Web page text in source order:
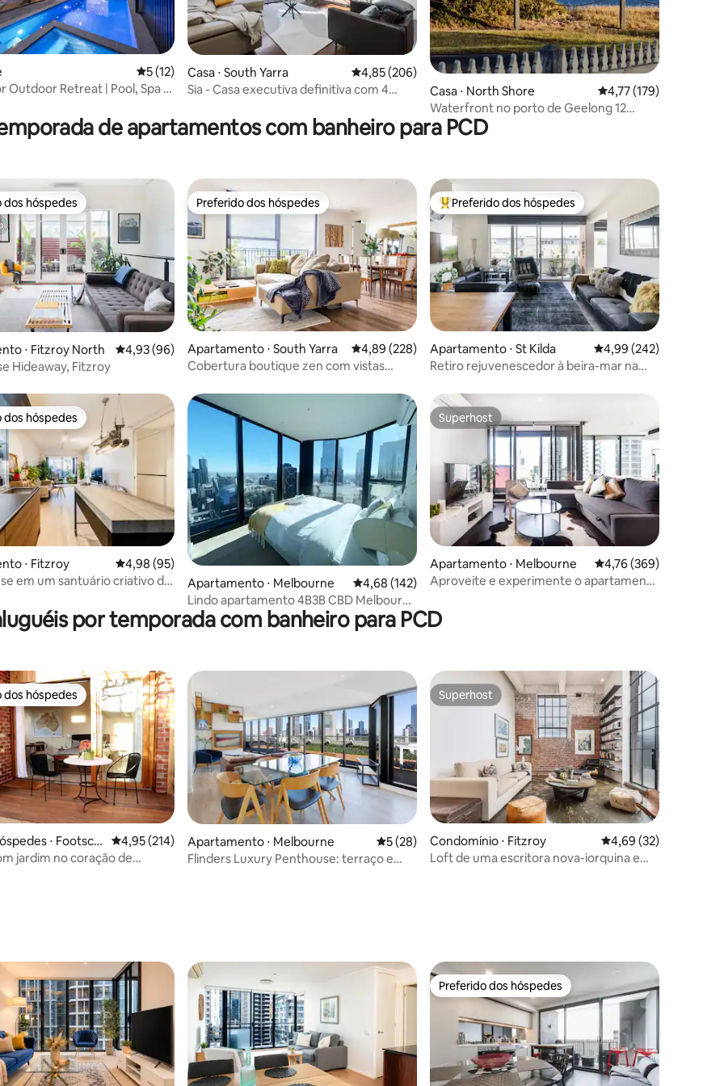
média de 5, 3 avaliações5 de uma avaliação média de 5, 12 avaliações
5 (12)
Outdoor Retreat | Pool, Spa &
Casa ⋅ South Yarra 4,85 de uma avaliação média de 5, 206 avaliações
4,85 (206)
Sia - Casa executiva definitiva com 4
Casa ⋅ North Shore 4,77 de uma avaliação
4,77 (179)
Waterfront no porto de Geelong 12
estadias Piscina ao lado de Avalon
de apartamentos com banheiro para PCD
de 5, 188 avaliações
dos hóspedes
dos hóspedes
⋅ Fitzroy North 4,93 de uma avaliação média de 5, 96 avaliações
4,93 (96)
Hideaway, Fitzroy
Preferido dos hóspedes
Preferido dos hóspedes
Apartamento ⋅ South Yarra 4,89 de uma avaliação média de 5, 228 avaliações
4,89 (228)
Cobertura boutique zen com vistas
Entre os melhores preferidos dos hóspedes
Preferido dos hóspedes
Apartamento ⋅ St Kilda 4,99 de uma avaliação
4,99 (242)
Retiro rejuvenescedor à beira-mar na
de 5, 99 avaliações
dos hóspedes
dos hóspedes
⋅ Fitzroy 4,98 de uma avaliação média de 5, 95 avaliações
4,98 (95)
em um santuário criativo de
Apartamento ⋅ Melbourne 4,68 de uma avaliação média de 5, 142 avaliações
4,68 (142)
Lindo apartamento 4B3B CBD Melbourne
Wi-Fi grátis
Superhost
Superhost
Apartamento ⋅ Melbourne 4,76 de uma avaliação
4,76 (369)
Aproveite e experimente o apartamento
por temporada com banheiro para PCD
de 5, 39 avaliações
dos hóspedes
dos hóspedes
⋅ Footscra
4,95 de uma avaliação média de 5, 214 avaliações
4,95 (214)
jardim no coração de
Apartamento ⋅ Melbourne 5 de uma avaliação média de 5, 28 avaliações
5 (28)
Flinders Luxury Penthouse: terraço e
Superhost
Superhost
Condomínio ⋅ Fitzroy 4,69 de uma
4,69 (32)
Loft de uma escritora nova-iorquina em
Preferido dos hóspedes
Preferido dos hóspedes